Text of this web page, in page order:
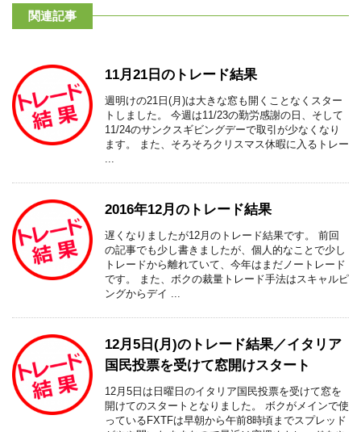
関連記事
11月21日のトレード結果
週明けの21日(月)は大きな窓も開くことなくスター
トしました。 今週は11/23の勤労感謝の日、そして
11/24のサンクスギビングデーで取引が少なくなり
ます。 また、そろそろクリスマス休暇に入るトレー
2016年12月のトレード結果
遅くなりましたが12月のトレード結果です。 前回
の記事でも少し書きましたが、個人的なことで少し
トレードから離れていて、今年はまだノートレード
です。 また、ボクの裁量トレード手法はスキャルピ
ングからデイ ...
12月5日(月)のトレード結果／イタリア
国民投票を受けて窓開けスタート
12月5日は日曜日のイタリア国民投票を受けて窓を
開けてのスタートとなりました。 ボクがメインで使
っているFXTFは早朝から午前8時頃までスプレッド